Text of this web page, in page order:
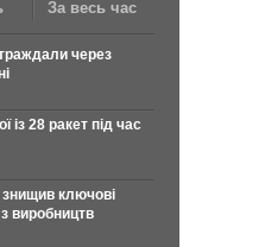
За весь час
через
із 28 ракет під час
ключові
виробництв